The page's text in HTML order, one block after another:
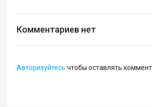
Комментариев нет
Авторизуйтесь чтобы оставлять